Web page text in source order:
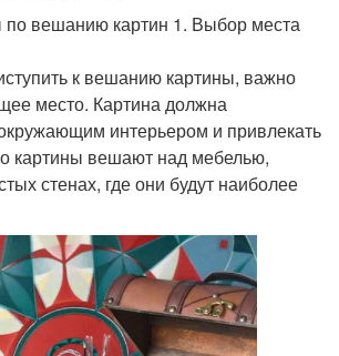
вешанию картин 1. Выбор места
к вешанию картины, важно
место. Картина должна
интерьером и привлекать
картины вешают над мебелью,
стенах, где они будут наиболее